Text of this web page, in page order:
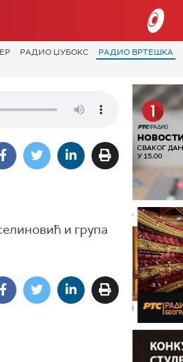
РАДИО ЏУБОКС РАДИО ВРТЕШКА
и група